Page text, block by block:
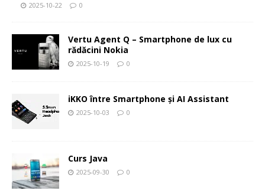
2025-10-22 0
Vertu Agent Q – Smartphone de lux cu
rădăcini Nokia
2025-10-19 0
iKKO între Smartphone și AI Assistant
2025-10-03 0
Curs Java
2025-09-30 0